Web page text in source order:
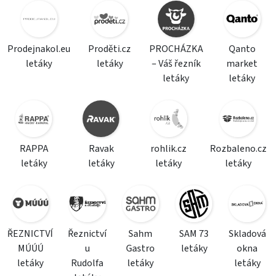
Prodejnakol.eu
letáky
Proděti.cz
letáky
PROCHÁZKA
– Váš řezník
letáky
Qanto
market
letáky
RAPPA
letáky
Ravak
letáky
rohlik.cz
letáky
Rozbaleno.cz
letáky
ŘEZNICTVÍ
MÚÚÚ
letáky
Řeznictví
u
Rudolfa
Sahm
Gastro
letáky
SAM 73
letáky
Skladová
okna
letáky